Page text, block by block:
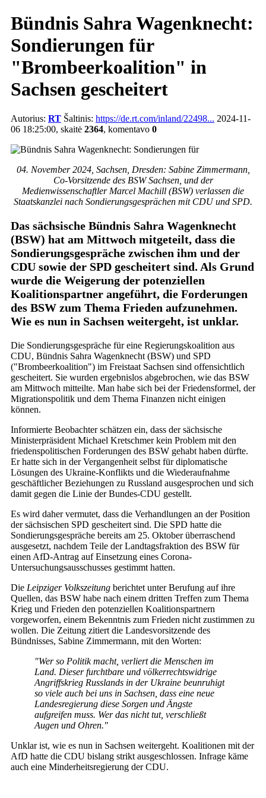
Bündnis Sahra Wagenknecht:
Sondierungen für
"Brombeerkoalition" in
Sachsen gescheitert
Autorius: RT Šaltinis: https://de.rt.com/inland/22498... 2024-11-
06 18:25:00, skaitė 2364, komentavo 0
04. November 2024, Sachsen, Dresden: Sabine Zimmermann,
Co-Vorsitzende des BSW Sachsen, und der
Medienwissenschaftler Marcel Machill (BSW) verlassen die
Staatskanzlei nach Sondierungsgesprächen mit CDU und SPD.
Das sächsische Bündnis Sahra Wagenknecht
(BSW) hat am Mittwoch mitgeteilt, dass die
Sondierungsgespräche zwischen ihm und der
CDU sowie der SPD gescheitert sind. Als Grund
wurde die Weigerung der potenziellen
Koalitionspartner angeführt, die Forderungen
des BSW zum Thema Frieden aufzunehmen.
Wie es nun in Sachsen weitergeht, ist unklar.
Die Sondierungsgespräche für eine Regierungskoalition aus
CDU, Bündnis Sahra Wagenknecht (BSW) und SPD
("Brombeerkoalition") im Freistaat Sachsen sind offensichtlich
gescheitert. Sie wurden ergebnislos abgebrochen, wie das BSW
am Mittwoch mitteilte. Man habe sich bei der Friedensformel, der
Migrationspolitik und dem Thema Finanzen nicht einigen
können.
Informierte Beobachter schätzen ein, dass der sächsische
Ministerpräsident Michael Kretschmer kein Problem mit den
friedenspolitischen Forderungen des BSW gehabt haben dürfte.
Er hatte sich in der Vergangenheit selbst für diplomatische
Lösungen des Ukraine-Konflikts und die Wiederaufnahme
geschäftlicher Beziehungen zu Russland ausgesprochen und sich
damit gegen die Linie der Bundes-CDU gestellt.
Es wird daher vermutet, dass die Verhandlungen an der Position
der sächsischen SPD gescheitert sind. Die SPD hatte die
Sondierungsgespräche bereits am 25. Oktober überraschend
ausgesetzt, nachdem Teile der Landtagsfraktion des BSW für
einen AfD-Antrag auf Einsetzung eines Corona-
Untersuchungsausschusses gestimmt hatten.
Die Leipziger Volkszeitung berichtet unter Berufung auf ihre
Quellen, das BSW habe nach einem dritten Treffen zum Thema
Krieg und Frieden den potenziellen Koalitionspartnern
vorgeworfen, einem Bekenntnis zum Frieden nicht zustimmen zu
wollen. Die Zeitung zitiert die Landesvorsitzende des
Bündnisses, Sabine Zimmermann, mit den Worten:
"Wer so Politik macht, verliert die Menschen im
Land. Dieser furchtbare und völkerrechtswidrige
Angriffskrieg Russlands in der Ukraine beunruhigt
so viele auch bei uns in Sachsen, dass eine neue
Landesregierung diese Sorgen und Ängste
aufgreifen muss. Wer das nicht tut, verschließt
Augen und Ohren."
Unklar ist, wie es nun in Sachsen weitergeht. Koalitionen mit der
AfD hatte die CDU bislang strikt ausgeschlossen. Infrage käme
auch eine Minderheitsregierung der CDU.